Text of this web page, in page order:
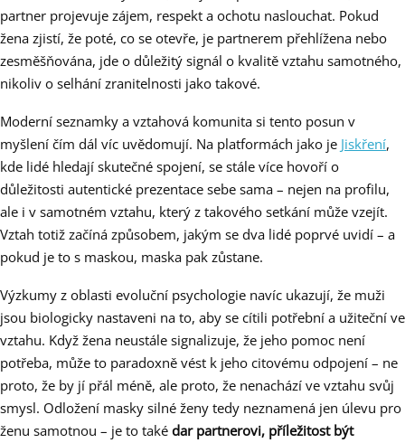
partner projevuje zájem, respekt a ochotu naslouchat. Pokud
žena zjistí, že poté, co se otevře, je partnerem přehlížena nebo
zesměšňována, jde o důležitý signál o kvalitě vztahu samotného,
nikoliv o selhání zranitelnosti jako takové.
Moderní seznamky a vztahová komunita si tento posun v
myšlení čím dál víc uvědomují. Na platformách jako je Jiskření,
kde lidé hledají skutečné spojení, se stále více hovoří o
důležitosti autentické prezentace sebe sama – nejen na profilu,
ale i v samotném vztahu, který z takového setkání může vzejít.
Vztah totiž začíná způsobem, jakým se dva lidé poprvé uvidí – a
pokud je to s maskou, maska pak zůstane.
Výzkumy z oblasti evoluční psychologie navíc ukazují, že muži
jsou biologicky nastaveni na to, aby se cítili potřební a užiteční ve
vztahu. Když žena neustále signalizuje, že jeho pomoc není
potřeba, může to paradoxně vést k jeho citovému odpojení – ne
proto, že by jí přál méně, ale proto, že nenachází ve vztahu svůj
smysl. Odložení masky silné ženy tedy neznamená jen úlevu pro
ženu samotnou – je to také dar partnerovi, příležitost být